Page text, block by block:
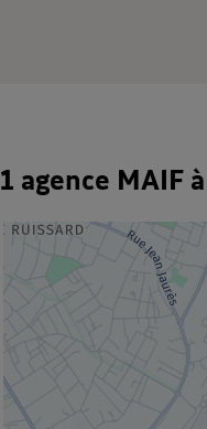
1 agence MAIF